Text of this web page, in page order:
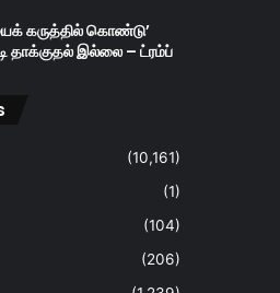
கருத்தில் கொண்டு’
தாக்குதல் இல்லை – ட்ரம்ப்
(10,161)
(1)
(104)
(206)